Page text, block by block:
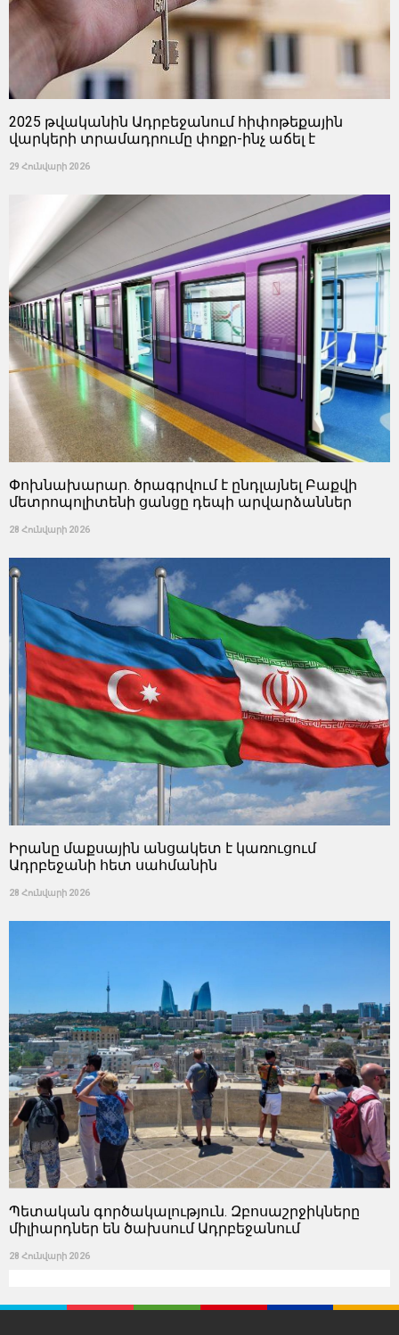
2025 թվականին Ադրբեջանում հիփոթեքային
վարկերի տրամադրումը փոքր-ինչ աճել է
29 Հունվարի 2026
Փոխնախարար. ծրագրվում է ընդլայնել Բաքվի
մետրոպոլիտենի ցանցը դեպի արվարձաններ
28 Հունվարի 2026
Իրանը մաքսային անցակետ է կառուցում
Ադրբեջանի հետ սահմանին
28 Հունվարի 2026
Պետական ​​գործակալություն. Զբոսաշրջիկները
միլիարդներ են ծախսում Ադրբեջանում
28 Հունվարի 2026